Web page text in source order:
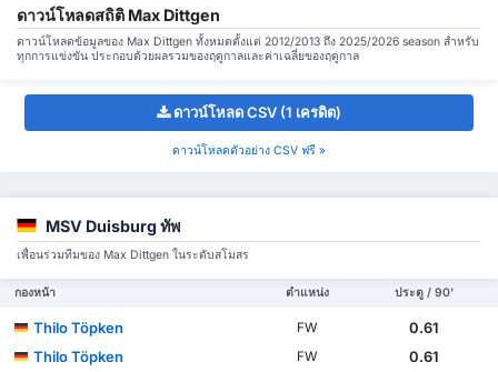
ดาวน์โหลดสถิติ Max Dittgen
ดาวน์โหลดข้อมูลของ Max Dittgen ทั้งหมดตั้งแต่ 2012/2013 ถึง 2025/2026 season สำหรับ
ทุกการแข่งขัน ประกอบด้วยผลรวมของฤดูกาลและค่าเฉลี่ยของฤดูกาล
ดาวน์โหลด CSV (1 เครดิต)
ดาวน์โหลดตัวอย่าง CSV ฟรี »
MSV Duisburg ทัพ
เพื่อนร่วมทีมของ Max Dittgen ในระดับสโมสร
กองหน้า ตำแหน่ง ประตู / 90'
Thilo Töpken FW
0.61
Thilo Töpken
FW
0.61